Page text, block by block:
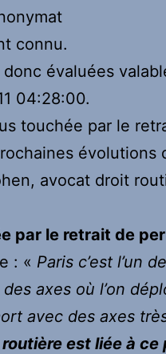
connu.
évaluées
04:28:00.
touchée par le
évolutions
avocat droit
par le retrait de
: « Paris c’est l’un
axes où l’on
avec des axes
est liée à ce